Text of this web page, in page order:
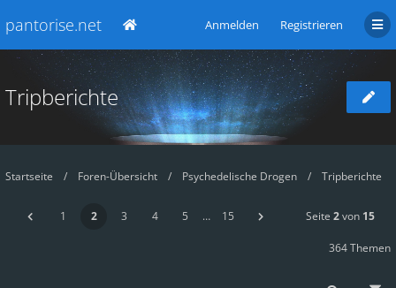
pantorise.net Anmelden Registrieren
Tripberichte
Startseite Foren-Übersicht Psychedelische Drogen Tripberichte
1 2 3 4 5 … 15 Seite 2von 15
364 Themen